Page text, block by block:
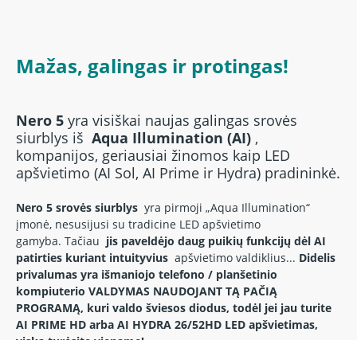
Mažas, galingas ir protingas!
Nero 5 yra visiškai naujas galingas srovės
siurblys iš Aqua Illumination (AI) ,
kompanijos, geriausiai žinomos kaip LED
apšvietimo (AI Sol, AI Prime ir Hydra) pradininkė.
Nero 5 srovės siurblys yra pirmoji „Aqua Illumination“
įmonė, nesusijusi su tradicine LED apšvietimo
gamyba. Tačiau jis paveldėjo daug puikių funkcijų dėl AI
patirties kuriant intuityvius apšvietimo valdiklius... Didelis
privalumas yra išmaniojo telefono / planšetinio
kompiuterio VALDYMAS NAUDOJANT TĄ PAČIĄ
PROGRAMĄ, kuri valdo šviesos diodus, todėl jei jau turite
AI PRIME HD arba AI HYDRA 26/52HD LED apšvietimas,